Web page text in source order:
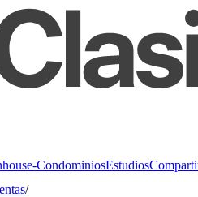
CondominiosEstudios
/